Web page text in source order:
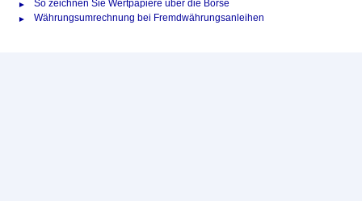
So zeichnen Sie Wertpapiere über die Börse
Währungsumrechnung bei Fremdwährungsanleihen